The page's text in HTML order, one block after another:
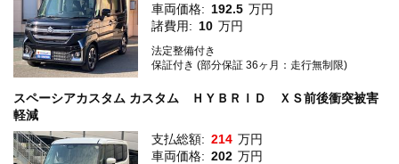
車両価格: 192.5 万円
諸費用: 10 万円
法定整備付き
保証付き (部分保証 36ヶ月：走行無制限)
スペーシアカスタム カスタム ＨＹＢＲＩＤ ＸＳ前後衝突被害
軽減
支払総額: 214 万円
車両価格: 202 万円